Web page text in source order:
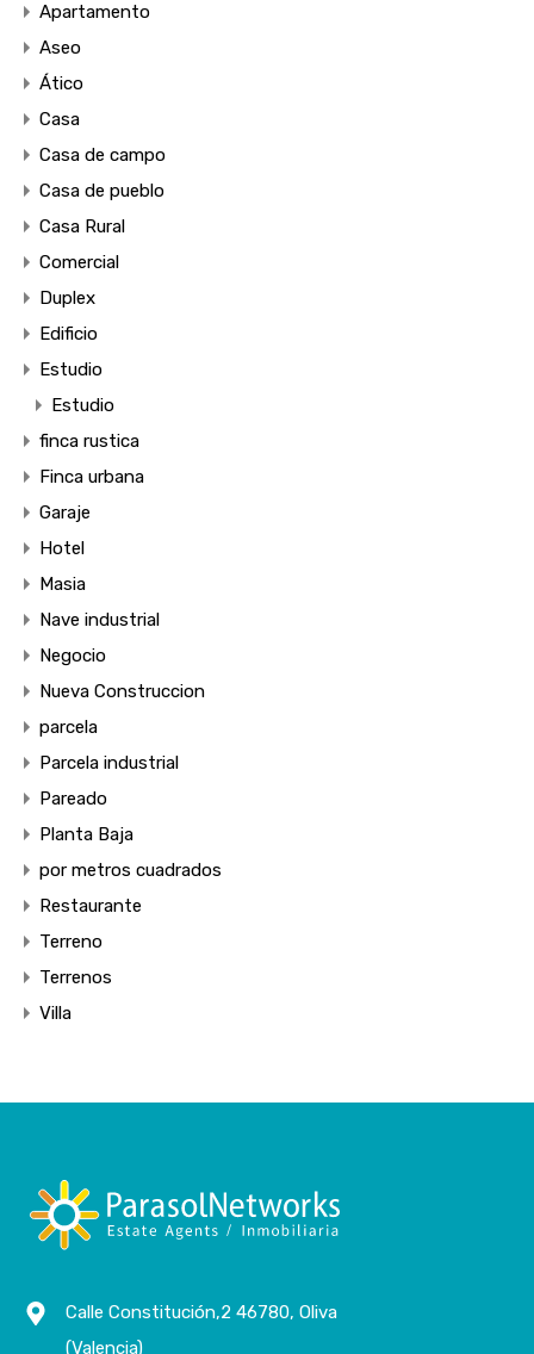
Apartamento
Aseo
Ático
Casa
Casa de campo
Casa de pueblo
Casa Rural
Comercial
Duplex
Edificio
Estudio
Estudio
finca rustica
Finca urbana
Garaje
Hotel
Masia
Nave industrial
Negocio
Nueva Construccion
parcela
Parcela industrial
Pareado
Planta Baja
por metros cuadrados
Restaurante
Terreno
Terrenos
Villa
Calle Constitución,2 46780, Oliva
(Valencia)